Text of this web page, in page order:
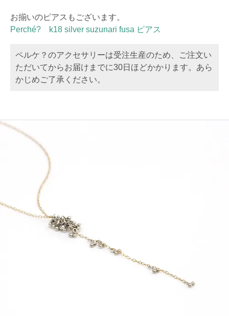
お揃いのピアスもございます。
Perché? k18 silver suzunari fusa ピアス
ペルケ？のアクセサリーは受注生産のため、ご注文い
ただいてからお届けまでに30日ほどかかります。あら
かじめご了承ください。